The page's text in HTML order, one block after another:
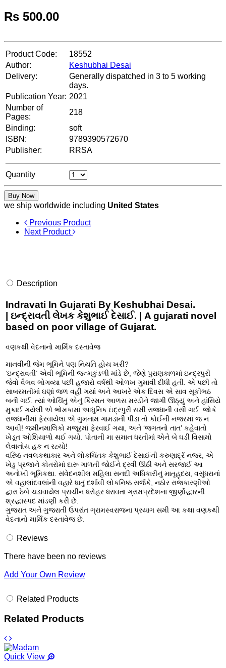
Rs 500.00
Product Code:
18552
Author:
Keshubhai Desai
Delivery:
Generally dispatched in 3 to 5 working
days.
Publication Year: 2021
Number of
Pages:
218
Binding:
soft
ISBN:
9789390572670
Publisher:
RRSA
Quantity
Buy Now
we ship worldwide including United States
Previous Product
Next Product
Description
Indravati In Gujarati By Keshubhai Desai.
| ઇન્દ્રાવતી લેખક કેશુભાઈ દેસાઈ. | A gujarati novel
based on poor village of Gujarat.
વણકથી વેદનાનો માર્મિક દસ્તાવેજ
માનવીની જેમ ભૂમિને પણ નિયતિ હોય ખરી?
‘ઇન્દ્રાવતી’ એવી ભૂમિની જન્મકુંડળી માંડે છે, જેણે પુરાણકાળમાં ઇન્દ્રપુરી
જેવો વૈભવ ભોગવ્યા પછી હજારો વર્ષથી ઓળખ ગુમાવી દીધી હતી. એ પછી તો
સાબરમતીમાં ઘણાં જળ વહી ગયાં અને આખરે એક દિવસ એ સાવ સૂકીભઠ
બની ગઈ. ત્યાં ઓચિંતું એનું કિસ્મત આળસ મરડીને જાગી ઊઠ્યું અને હાંસિયે
મુકાઈ ગયેલી એ ભોમકામાં આધુનિક ઇંદ્રપુરી સમી રાજધાની વસી ગઈ. જોકે
રાજધાનીમાં ફેરવાયેલા એ ગુમનામ ગામડાની પીડા તો કોઈની નજરમાં જ ન
આવી! જમીનમાલિકો મજૂરમાં ફેરવાઈ ગયા, અને ‘જગતનો તાત’ કહેવાતો
ખેડૂત ઓશિયાળો થઈ ગયો. પોતાની મા સમાન ધરતીમાં એને બે ઘડી વિસામો
લેવાનોય હક ન રહ્યો!
વરિષ્ઠ નવલકથાકાર અને લોકચિંતક કેશુભાઈ દેસાઈની કરુણાર્દ્ર નજર, એ
ખેડુ પ્રજાને કોતરોમાં દારૂ ગાળતી જોઈને દ્રવી ઊઠી અને સરજાઈ આ
અનોખી ભૂમિકથા. સંવેદનશીલ મહિલા સનદી અધિકારીનું માતૃહૃદય, વસુંધરાનાં
એ વહાલાંદવલાંની વહારે ધાતું દર્શાવી લોકનિષ્ઠ સર્જકે, નઠોર રાજકારણીઓ
દ્વારા ઠેબે ચડાવાયેલ પ્રાચીન ધરોહર ધરાવતા ગ્રામપ્રદેશના જીર્ણોદ્ધારની
શ્રદ્ધાસ્પદ માંડણી કરી છે.
ગુજરાત અને ગુજરાતી ઉપરાંત ગ્રામસ્વરાજના પ્રયાગ સમી આ કથા વણકથી
વેદનાનો માર્મિક દસ્તાવેજ છે.
Reviews
There have been no reviews
Add Your Own Review
Related Products
Related Products
Quick View